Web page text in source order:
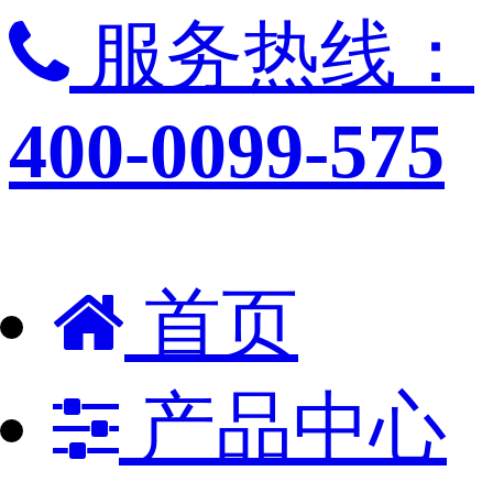
服务热线：
400-0099-575
首页
产品中心